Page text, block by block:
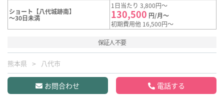
ショート【八代城跡南】
～30日未満
1日当たり 3,800円～
130,500 円/月～
初期費用他 16,500円～
保証人不要
熊本県 八代市
お問合わせ 電話する